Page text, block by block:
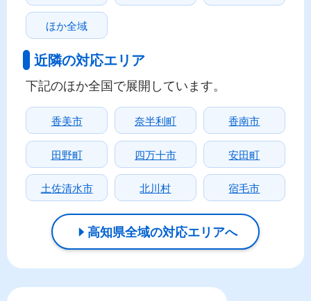
ほか全域
近隣の対応エリア
下記のほか全国で展開しています。
香美市 奈半利町 香南市
田野町 四万十市 安田町
土佐清水市 北川村 宿毛市
高知県全域の対応エリアへ